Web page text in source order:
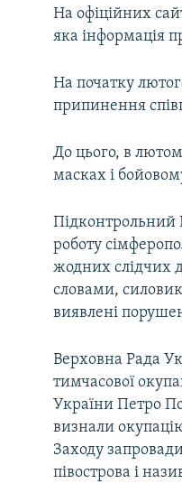
На офіційних
яка інформація
На початку
припинення
До цього, в
масках і
Підконтрольний
роботу
жодних слідчих
словами,
виявлені
Верховна Рада
тимчасової
України Петро
визнали
Заходу
півострова і